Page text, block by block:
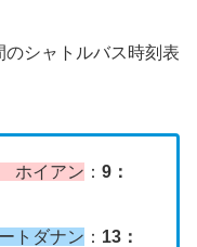
シャトルバス時刻表
ホイアン ：9：
トダナン ： 13：